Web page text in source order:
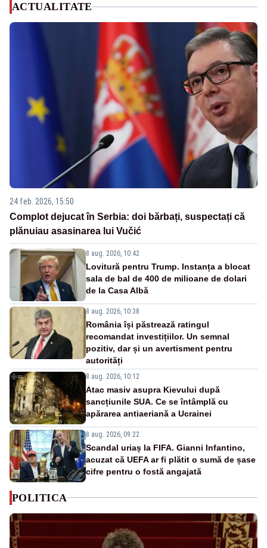
ACTUALITATE
24 feb. 2026, 15:50
Complot dejucat în Serbia: doi bărbați, suspectați că
plănuiau asasinarea lui Vučić
8 aug. 2026, 10:42
Lovitură pentru Trump. Instanța a blocat
sala de bal de 400 de milioane de dolari
de la Casa Albă
8 aug. 2026, 10:38
România își păstrează ratingul
recomandat investițiilor. Un semnal
pozitiv, dar și un avertisment pentru
autorități
8 aug. 2026, 10:12
Atac masiv asupra Kievului după
sancțiunile SUA. Ce se întâmplă cu
apărarea antiaeriană a Ucrainei
8 aug. 2026, 09:22
Scandal uriaș la FIFA. Gianni Infantino,
acuzat că UEFA ar fi plătit o sumă de șase
cifre pentru o fostă angajată
POLITICA